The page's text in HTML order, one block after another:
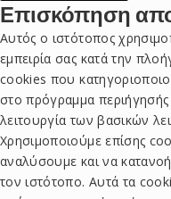
Επισκόπηση
Αυτός ο ιστότοπος
εμπειρία σας κατά την
cookies που
στο πρόγραμμα περιήγησής
λειτουργία των βασικών
Χρησιμοποιούμε επίσης
αναλύσουμε και να
τον ιστότοπο. Αυτά τα